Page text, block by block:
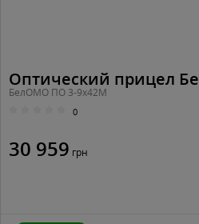
Оптический прицел
БелОМО ПО 3-9х42М
0
30 959 грн